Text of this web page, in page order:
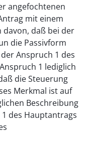
angefochtenen
mit einem
davon, daß bei der
die Passivform
Anspruch 1 des
1 lediglich
die Steuerung
Merkmal ist auf
Beschreibung
des Hauptantrags